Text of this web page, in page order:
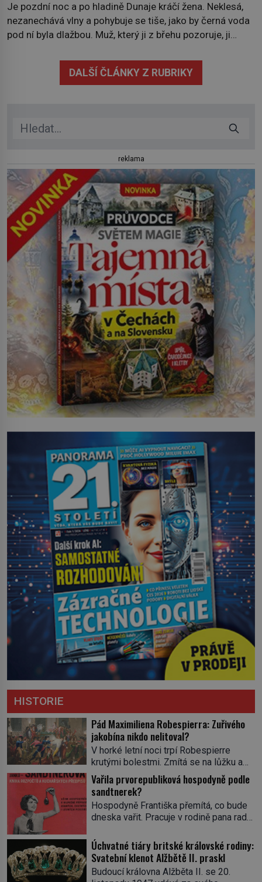
Je pozdní noc a po hladině Dunaje kráčí žena. Neklesá,
nezanechává vlny a pohybuje se tiše, jako by černá voda
pod ní byla dlažbou. Muž, který ji z břehu pozoruje, ji
mrtvá celé století. Vesnice Kisiljevo v severovýchodním
Srbsku má s upíry nevyřízené účty. […]
DALŠÍ ČLÁNKY Z RUBRIKY
reklama
HISTORIE
Pád Maximiliena Robespierra: Zuřivého
jakobína nikdo nelitoval?
V horké letní noci trpí Robespierre
krutými bolestmi. Zmítá se na lůžku a
hlavou mu víří kolotoč myšlenek. Když
se probere z mdlob, vzpomene si na
jednu z pařížských jasnovidek, kterou
před lety navštívil. Prorokovala mu
tragický osud. Tehdy se jí vysmál.
prohlásil o něm jiný významný
francouzský revolucionář, Honoré de
Mirabeau […]
Vařila prvorepubliková hospodyně podle
sandtnerek?
Hospodyně Františka přemítá, co bude
dneska vařit. Pracuje v rodině pana rady
rychle v jedné ze „sandtnerek“.
„Zaplaťpánbůh, že už nemusíme chodit
s lístky,“ povzdechne si směrem ke
služce, kterou má v kuchyni k ruce.
Úchvatné tiáry britské královské rodiny:
Svatební klenot Alžbětě II. praskl
Budoucí královna Alžběta II. se 20.